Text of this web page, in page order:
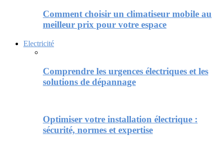
Comment choisir un climatiseur mobile au
meilleur prix pour votre espace
Electricité
Comprendre les urgences électriques et les
solutions de dépannage
Optimiser votre installation électrique :
sécurité, normes et expertise